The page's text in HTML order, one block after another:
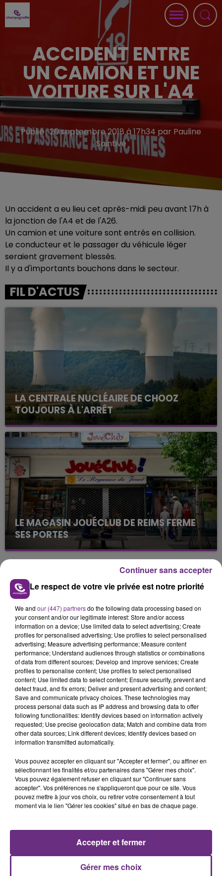
ACCIDENT ENTRE
UN CAMION ET UNE
VOITURE SUR L'A4
Publié : 20 septembre 2018 à 17h34 par Pauline
Saintive
Un accident a eu lieu cet après-midi peu avant 17h à
la jonction de l'A4 et de l'A26.
Un camion et une voiture sont entrés en collision.
Le conducteur et le passager du véhicule léger
seraient gravement blessés.
Il y a d'importants bouchons dans le secteur.
FIL D'ACTUS
LA CENTRALE NUCLÉAIRE DE CHOOZ
TOUJOURS À L'ARRÊT
Cela fait déjà une semaine que la centrale
nucléaire ardennaise est à l'arrêt. Une situation
justifiée par la sécheresse intense qui est toujours
présente.
LE MAGASIN JOUÉCLUB DE REIMS FERME
SES PORTES
C'était l'une des institutions du centre-ville
rémois. Le magasin JouéClub est contraint de
TITRES DIFFUSÉS
5h11
5h11
JAMES ARTHUR
Impossible
5h08
5h08
BEBE REXHA
New Religion
5h04
5h04
JEAN-JACQUES GOLDMAN SHAKIRA FEAT. BURNA BOY
Le respect de votre vie privée est notre priorité
We and our (447) partnersdo the following data processing based on
your consent and/or our legitimate interest: Store and/or access
information on a device; Use limited data to select advertising; Create
profiles for personalised advertising; Use profiles to select personalised
advertising; Measure advertising performance; Measure content
performance; Understand audiences through statistics or combinations
of data from different sources; Develop and improve services; Create
profiles to personalise content; Use profiles to select personalised
content; Use limited data to select content; Ensure security, prevent and
detect fraud, and fix errors; Deliver and present advertising and content;
Save and communicate privacy choices. These technologies may
process personal data such as IP address and browsing data to offer
following functionalities: Identify devices based on information actively
requested; Use precise geolocation data; Match and combine data from
other data sources; Link different devices; Identify devices based on
information transmitted automatically.
Vous pouvez accepter en cliquant sur "Accepter et fermer", ou affiner en
sélectionnant les finalités et/ou partenaires dans "Gérer mes choix".
Vous pouvez également refuser en cliquant sur "Continuer sans
accepter". Vos préférences ne s'appliqueront que pour ce site. Vous
pouvez mettre à jour vos choix, ou retirer votre consentement à tout
moment via le lien "Gérer les cookies" situé en bas de chaque page.
Gérer mes choix
Accepter et fermer
Continuer sans accepter